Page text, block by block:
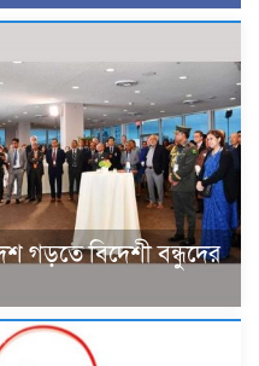
গড়তে বিদেশী বন্ধুদের